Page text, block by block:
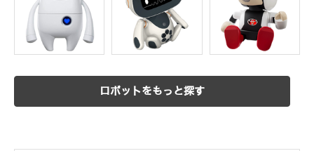
ロボットをもっと探す